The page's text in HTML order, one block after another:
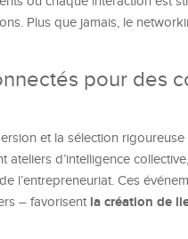
Plus que jamais, le
pour des
et la sélection
ateliers d’intelligence
l’entrepreneuriat. Ces
– favorisent la création de